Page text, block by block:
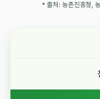
* 출처: 농촌진흥청,